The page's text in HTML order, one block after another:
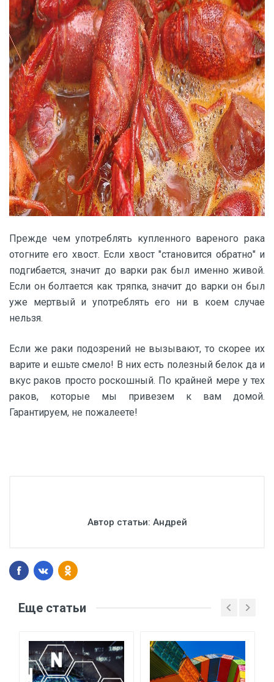
Прежде чем употреблять купленного вареного рака
отогните его хвост. Если хвост "становится обратно" и
подгибается, значит до варки рак был именно живой.
Если он болтается как тряпка, значит до варки он был
уже мертвый и употреблять его ни в коем случае
нельзя.
Если же раки подозрений не вызывают, то скорее их
варите и ешьте смело! В них есть полезный белок да и
вкус раков просто роскошный. По крайней мере у тех
раков, которые мы привезем к вам домой.
Гарантируем, не пожалеете!
Автор статьи: Андрей
Еще статьи